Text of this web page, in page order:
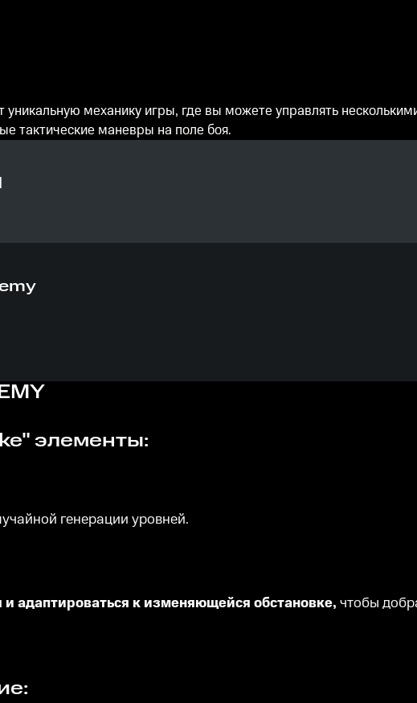
механику игры, где вы можете управлять
тактические маневры на поле боя.
элементы:
генерации уровней.
адаптироваться к изменяющейся обстановке, чтобы